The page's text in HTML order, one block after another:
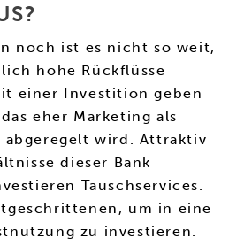
noch ist es nicht so weit,
hohe Rückflüsse
einer Investition geben
eher Marketing als
abgeregelt wird. Attraktiv
dieser Bank
Tauschservices.
um in eine
zu investieren.